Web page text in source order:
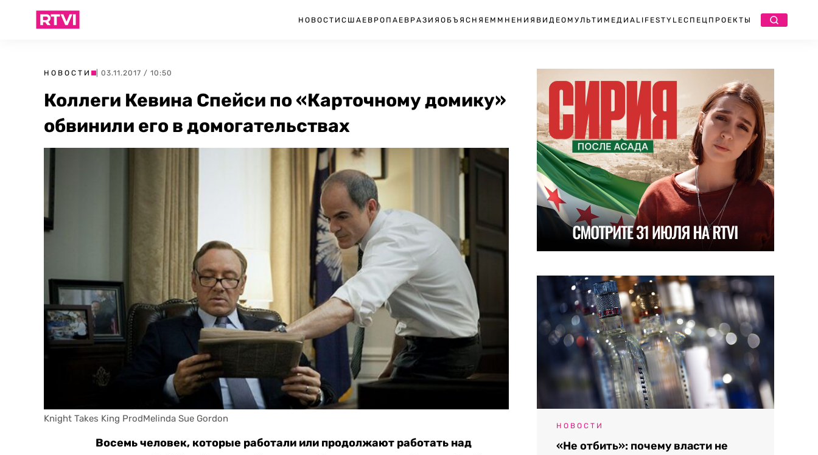
НОВОСТИ США ЕВРОПА ЕВРАЗИЯ ОБЪЯСНЯЕМ МНЕНИЯ ВИДЕО МУЛЬТИМЕДИА LIFESTYLEСПЕЦПРОЕКТЫ
НОВОСТИ | 03.11.2017 / 10:50
Коллеги Кевина Спейси по «Карточному домику»
обвинили его в домогательствах
Knight Takes King ProdMelinda Sue Gordon
Восемь человек, которые работали или продолжают работать над
НОВОСТИ
«Не отбить»: почему власти не